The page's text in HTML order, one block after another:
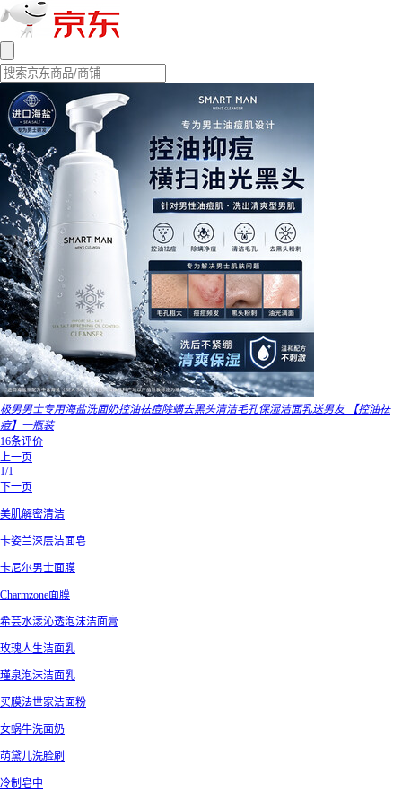
极男男士专用海盐洗面奶控油祛痘除螨去黑头清洁毛孔保湿洁面乳送男友 【控油祛
痘】一瓶装
16条评价
上一页
1/1
下一页
美肌解密清洁
卡姿兰深层洁面皂
卡尼尔男士面膜
Charmzone面膜
希芸水漾沁透泡沫洁面膏
玫瑰人生洁面乳
瑾泉泡沫洁面乳
买膜法世家洁面粉
女蜗牛洗面奶
萌黛儿洗脸刷
冷制皂中